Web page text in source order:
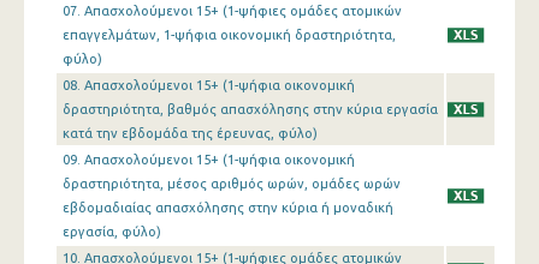
3o Τρίμηνο 2016
1o Τρίμηνο 2016
4o Τρίμηνο 2015
3o Τρίμηνο 2015
2o Τρίμηνο 2015
07. Απασχολούμενοι 15+ (1-ψήφιες ομάδες ατομικών
επαγγελμάτων, 1-ψήφια οικονομική δραστηριότητα,
φύλο)
08. Απασχολούμενοι 15+ (1-ψήφια οικονομική
δραστηριότητα, βαθμός απασχόλησης στην κύρια εργασία
κατά την εβδομάδα της έρευνας, φύλο)
09. Απασχολούμενοι 15+ (1-ψήφια οικονομική
δραστηριότητα, μέσος αριθμός ωρών, ομάδες ωρών
εβδομαδιαίας απασχόλησης στην κύρια ή μοναδική
εργασία, φύλο)
10. Απασχολούμενοι 15+ (1-ψήφιες ομάδες ατομικών